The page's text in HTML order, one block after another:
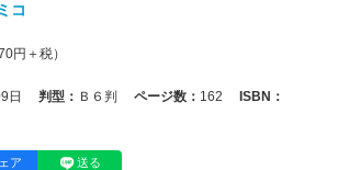
コ
円＋税）
日 判型： Ｂ６判 ページ数： 162
ISBN：
ア 送る